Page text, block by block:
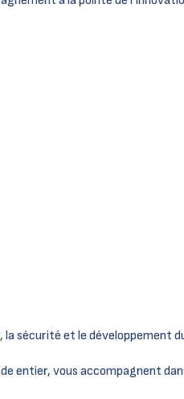
sécurité et le développement
entier, vous accompagnent